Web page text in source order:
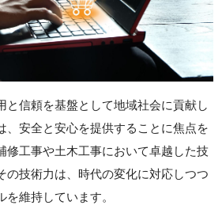
と信頼を基盤として地域社会に貢献し
、安全と安心を提供することに焦点を
修工事や土木工事において卓越した技
の技術力は、時代の変化に対応しつつ
を維持しています。